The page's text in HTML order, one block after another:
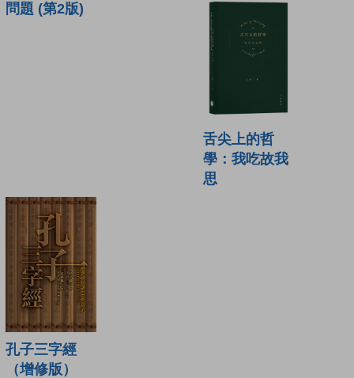
問題 (第2版)
舌尖上的哲
學：我吃故我
思
孔子三字經
（增修版）